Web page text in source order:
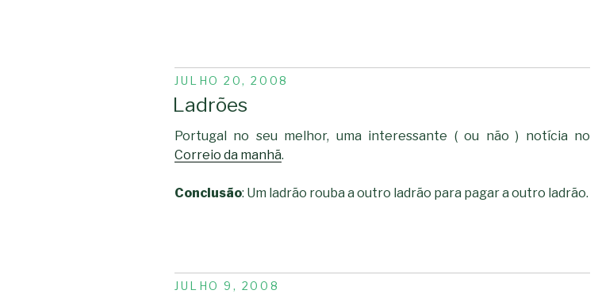
PUBLICADO
EM
JULHO 20, 2008
Ladrões
Portugal no seu melhor, uma interessante ( ou não ) notícia no
Correio da manhã.
Conclusão: Um ladrão rouba a outro ladrão para pagar a outro ladrão.
PUBLICADO
JULHO 9, 2008